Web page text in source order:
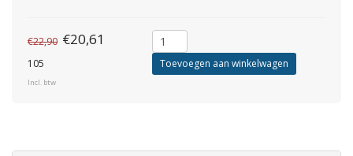
€22,90 €20,61
105
Incl. btw
Toevoegen aan winkelwagen